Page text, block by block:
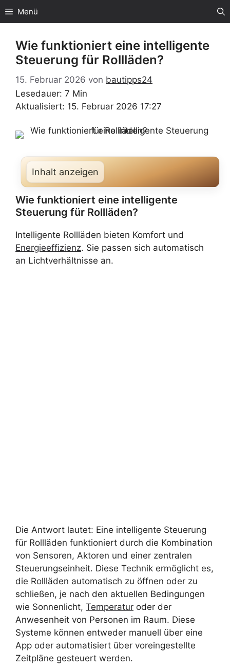
Menü
Wie funktioniert eine intelligente
Steuerung für Rollläden?
15. Februar 2026 von bautipps24
Lesedauer: 7 Min
Aktualisiert: 15. Februar 2026 17:27
Inhalt anzeigen
Wie funktioniert eine intelligente
Steuerung für Rollläden?
Intelligente Rollläden bieten Komfort und
Energieeffizienz. Sie passen sich automatisch
an Lichtverhältnisse an.
Die Antwort lautet: Eine intelligente Steuerung
für Rollläden funktioniert durch die Kombination
von Sensoren, Aktoren und einer zentralen
Steuerungseinheit. Diese Technik ermöglicht es,
die Rollläden automatisch zu öffnen oder zu
schließen, je nach den aktuellen Bedingungen
wie Sonnenlicht, Temperatur oder der
Anwesenheit von Personen im Raum. Diese
Systeme können entweder manuell über eine
App oder automatisiert über voreingestellte
Zeitpläne gesteuert werden.